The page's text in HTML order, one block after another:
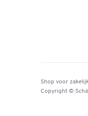
Shop voor
Copyright ©